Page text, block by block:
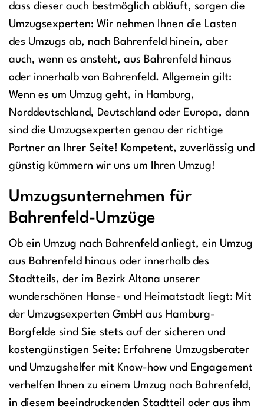
dass dieser auch bestmöglich abläuft, sorgen die
Umzugsexperten: Wir nehmen Ihnen die Lasten
des Umzugs ab, nach Bahrenfeld hinein, aber
auch, wenn es ansteht, aus Bahrenfeld hinaus
oder innerhalb von Bahrenfeld. Allgemein gilt:
Wenn es um Umzug geht, in Hamburg,
Norddeutschland, Deutschland oder Europa, dann
sind die Umzugsexperten genau der richtige
Partner an Ihrer Seite! Kompetent, zuverlässig und
günstig kümmern wir uns um Ihren Umzug!
Umzugsunternehmen für
Bahrenfeld-Umzüge
Ob ein Umzug nach Bahrenfeld anliegt, ein Umzug
aus Bahrenfeld hinaus oder innerhalb des
Stadtteils, der im Bezirk Altona unserer
wunderschönen Hanse- und Heimatstadt liegt: Mit
der Umzugsexperten GmbH aus Hamburg-
Borgfelde sind Sie stets auf der sicheren und
kostengünstigen Seite: Erfahrene Umzugsberater
und Umzugshelfer mit Know-how und Engagement
verhelfen Ihnen zu einem Umzug nach Bahrenfeld,
in diesem beeindruckenden Stadtteil oder aus ihm